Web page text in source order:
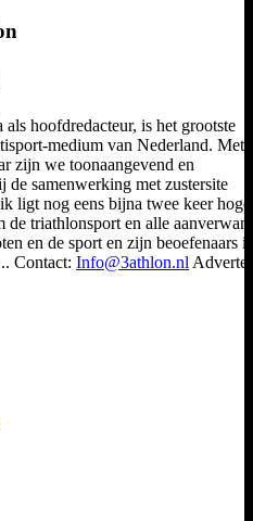
hoofdredacteur, is het grootste
medium van Nederland. Met
zijn we toonaangevend en
de samenwerking met zustersite
ligt nog eens bijna twee keer
de triathlonsport en alle
en de sport en zijn beoefenaars
Contact: Info@3athlon.nl